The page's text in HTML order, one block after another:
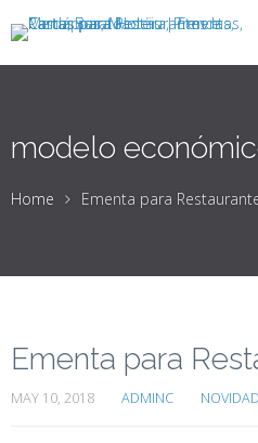
modelo
Home Ementa para
Ementa para
MAY 10, 2018 ADMINC